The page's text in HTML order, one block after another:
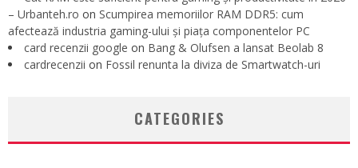
– Urbanteh.ro on Scumpirea memoriilor RAM DDR5: cum
afectează industria gaming-ului și piața componentelor PC
card recenzii google on Bang & Olufsen a lansat Beolab 8
cardrecenzii on Fossil renunta la diviza de Smartwatch-uri
CATEGORIES